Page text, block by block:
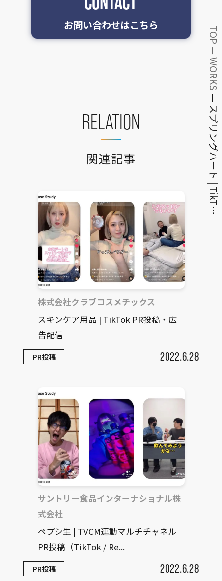
TOP
WORKS
スプリングハート | TikT…
お問い合わせはこちら
RELATION
関連記事
株式会社クラブコスメチックス
スキンケア用品 | TikTok PR投稿・広
告配信
PR投稿 2022.6.28
サントリー食品インターナショナル株
式会社
ペプシ生 | TVCM連動マルチチャネル
PR投稿（TikTok / Re...
PR投稿 2022.6.28